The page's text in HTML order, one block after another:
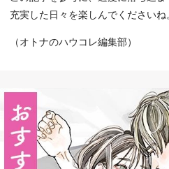
充実した日々を楽しんでくださいね
（オトナのハウコレ編集部）